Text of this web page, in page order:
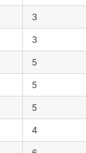
3
3
5
5
5
4